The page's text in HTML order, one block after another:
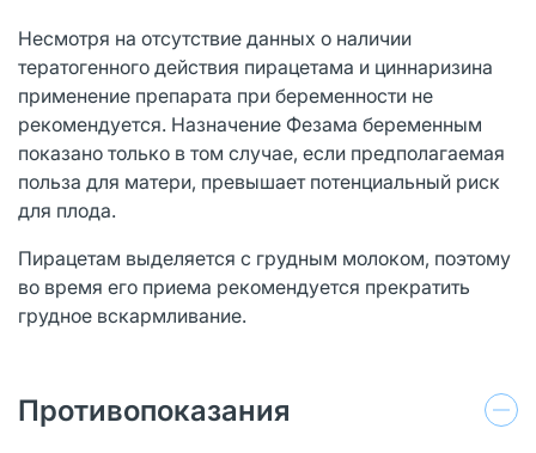
Несмотря на отсутствие данных о наличии
тератогенного действия пирацетама и циннаризина
применение препарата при беременности не
рекомендуется. Назначение Фезама беременным
показано только в том случае, если предполагаемая
польза для матери, превышает потенциальный риск
для плода.
Пирацетам выделяется с грудным молоком, поэтому
во время его приема рекомендуется прекратить
грудное вскармливание.
Противопоказания